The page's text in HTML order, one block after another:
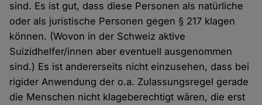
sind. Es ist gut, dass diese Personen als natürliche
oder als juristische Personen gegen § 217 klagen
können. (Wovon in der Schweiz aktive
Suizidhelfer/innen aber eventuell ausgenommen
sind.) Es ist andererseits nicht einzusehen, dass bei
rigider Anwendung der o.a. Zulassungsregel gerade
die Menschen nicht klageberechtigt wären, die erst